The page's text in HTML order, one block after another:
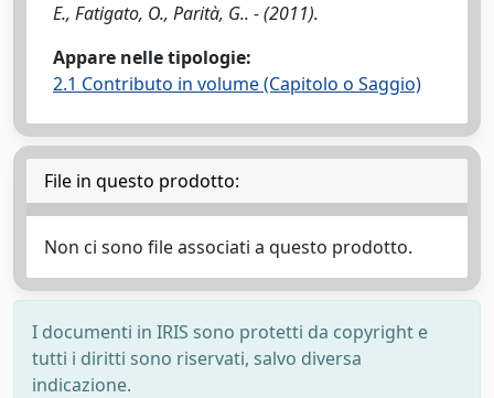
E., Fatigato, O., Parità, G.. - (2011).
Appare nelle tipologie:
2.1 Contributo in volume (Capitolo o Saggio)
File in questo prodotto:
Non ci sono file associati a questo prodotto.
I documenti in IRIS sono protetti da copyright e
tutti i diritti sono riservati, salvo diversa
indicazione.